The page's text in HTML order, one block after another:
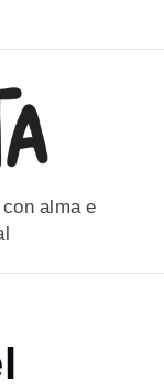
alma e